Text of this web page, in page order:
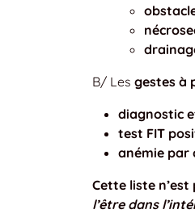
B/ Les gestes à
diagnostic
test FIT
anémie par
Cette liste
l’être dans